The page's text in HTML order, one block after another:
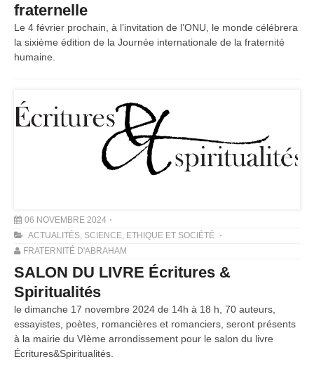
fraternelle
Le 4 février prochain, à l’invitation de l’ONU, le monde célébrera
la sixième édition de la Journée internationale de la fraternité
humaine.
06 NOVEMBRE 2024
ACTUALITÉS, SCIENCE, ETHIQUE ET SOCIÉTÉ
FRATERNITÉ D'ABRAHAM
SALON DU LIVRE Écritures &
Spiritualités
le dimanche 17 novembre 2024 de 14h à 18 h, 70 auteurs,
essayistes, poètes, romancières et romanciers, seront présents
à la mairie du VIème arrondissement pour le salon du livre
Écritures&Spiritualités.